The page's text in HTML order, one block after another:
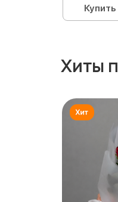
Купить
Хиты